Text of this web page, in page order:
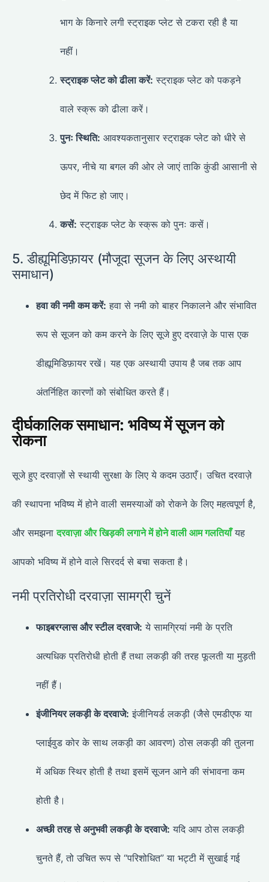
भाग के किनारे लगी स्ट्राइक प्लेट से टकरा रही है या
नहीं।
स्ट्राइक प्लेट को ढीला करें: स्ट्राइक प्लेट को पकड़ने
वाले स्क्रू को ढीला करें।
पुनः स्थिति: आवश्यकतानुसार स्ट्राइक प्लेट को धीरे से
ऊपर, नीचे या बगल की ओर ले जाएं ताकि कुंडी आसानी से
छेद में फिट हो जाए।
कसें: स्ट्राइक प्लेट के स्क्रू को पुनः कसें।
5. डीह्यूमिडिफ़ायर (मौजूदा सूजन के लिए अस्थायी
समाधान)
हवा की नमी कम करें: हवा से नमी को बाहर निकालने और संभावित
रूप से सूजन को कम करने के लिए सूजे हुए दरवाज़े के पास एक
डीह्यूमिडिफ़ायर रखें। यह एक अस्थायी उपाय है जब तक आप
अंतर्निहित कारणों को संबोधित करते हैं।
दीर्घकालिक समाधान: भविष्य में सूजन को
रोकना
सूजे हुए दरवाज़ों से स्थायी सुरक्षा के लिए ये कदम उठाएँ। उचित दरवाज़े
की स्थापना भविष्य में होने वाली समस्याओं को रोकने के लिए महत्वपूर्ण है,
और समझनादरवाज़ा और खिड़की लगाने में होने वाली आम गलतियाँयह
आपको भविष्य में होने वाले सिरदर्द से बचा सकता है।
नमी प्रतिरोधी दरवाज़ा सामग्री चुनें
फाइबरग्लास और स्टील दरवाजे: ये सामग्रियां नमी के प्रति
अत्यधिक प्रतिरोधी होती हैं तथा लकड़ी की तरह फूलती या मुड़ती
नहीं हैं।
इंजीनियर लकड़ी के दरवाजे: इंजीनियर्ड लकड़ी (जैसे एमडीएफ या
प्लाईवुड कोर के साथ लकड़ी का आवरण) ठोस लकड़ी की तुलना
में अधिक स्थिर होती है तथा इसमें सूजन आने की संभावना कम
होती है।
अच्छी तरह से अनुभवी लकड़ी के दरवाजे: यदि आप ठोस लकड़ी
चुनते हैं, तो उचित रूप से “परिशोधित” या भट्टी में सुखाई गई